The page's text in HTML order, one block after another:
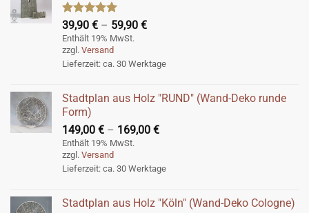
Bewertet
mit5.00
von 5
39,90 € – 59,90 €Preisspanne:
59,90 €
Enthält 19% MwSt.
zzgl. Versand
Lieferzeit: ca. 30 Werktage
Stadtplan aus Holz "RUND" (Wand-Deko runde
Form)
149,00 € – 169,00 €Preisspanne:
169,00 €
Enthält 19% MwSt.
zzgl. Versand
Lieferzeit: ca. 30 Werktage
Stadtplan aus Holz "Köln" (Wand-Deko Cologne)